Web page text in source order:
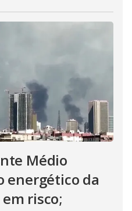
Médio
energético da
risco;